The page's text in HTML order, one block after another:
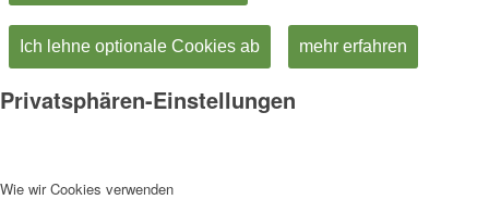
Ich lehne optionale Cookies ab mehr erfahren
Privatsphären-Einstellungen
Wie wir Cookies verwenden